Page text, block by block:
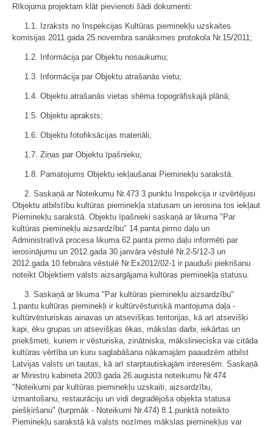
Rīkojuma projektam klāt pievienoti šādi dokumenti:
1.1. Izraksts no Inspekcijas Kultūras pieminekļu uzskaites
komisijas 2011.gada 25.novembra sanāksmes protokola Nr.15/2011;
1.2. Informācija par Objektu nosaukumu;
1.3. Informācija par Objektu atrašanās vietu;
1.4. Objektu atrašanās vietas shēma topogrāfiskajā plānā;
1.5. Objektu apraksts;
1.6. Objektu fotofiksācijas materiāli;
1.7. Ziņas par Objektu īpašnieku;
1.8. Pamatojums Objektu iekļaušanai Pieminekļu sarakstā.
2. Saskaņā ar Noteikumu Nr.473 3.punktu Inspekcija ir izvērtējusi
Objektu atbilstību kultūras pieminekļa statusam un ierosina tos iekļaut
Pieminekļu sarakstā. Objektu īpašnieki saskaņā ar likuma "Par
kultūras pieminekļu aizsardzību" 14.panta pirmo daļu un
Administratīvā procesa likuma 62.panta pirmo daļu informēti par
ierosinājumu un 2012.gada 30.janvāra vēstulē Nr.2-5/12-3 un
2012.gada 10.februāra vēstulē Nr.Ex2012/02-1 ir pauduši piekrišanu
noteikt Objektiem valsts aizsargājama kultūras pieminekļa statusu.
3. Saskaņā ar likuma "Par kultūras pieminekļu aizsardzību"
1.pantu kultūras pieminekļi ir kultūrvēsturiskā mantojuma daļa -
kultūrvēsturiskas ainavas un atsevišķas teritorijas, kā arī atsevišķi
kapi, ēku grupas un atsevišķas ēkas, mākslas darbi, iekārtas un
priekšmeti, kuriem ir vēsturiska, zinātniska, mākslinieciska vai citāda
kultūras vērtība un kuru saglabāšana nākamajām paaudzēm atbilst
Latvijas valsts un tautas, kā arī starptautiskajām interesēm. Saskaņā
ar Ministru kabineta 2003.gada 26.augusta noteikumu Nr.474
"Noteikumi par kultūras pieminekļu uzskaiti, aizsardzību,
izmantošanu, restaurāciju un vidi degradējoša objekta statusa
piešķiršanu" (turpmāk - Noteikumi Nr.474) 8.1.punktā noteikto
Pieminekļu sarakstā kā valsts nozīmes mākslas pieminekļus var